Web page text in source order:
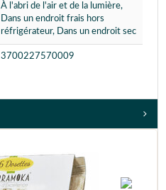
À l'abri de l'air et de la lumière,
Dans un endroit frais hors
réfrigérateur, Dans un endroit sec
3700227570009